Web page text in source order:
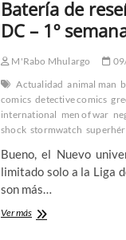
ha
vuelto
negro
todo
Batería de
DC – 1º
M'Rabo Mhulargo
Actualidad animal man
comics detective comics
international men of war
shock stormwatch
Bueno, el Nuevo
limitado solo a la Liga
son más…
Ver másBatería